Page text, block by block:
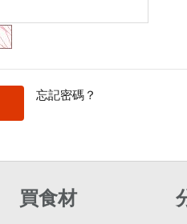
忘記密碼？
買食材